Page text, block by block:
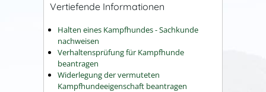
Vertiefende Informationen
Halten eines Kampfhundes - Sachkunde
nachweisen
Verhaltensprüfung für Kampfhunde
beantragen
Widerlegung der vermuteten
Kampfhundeeigenschaft beantragen